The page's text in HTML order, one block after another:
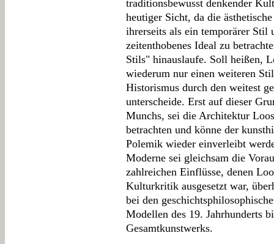
traditionsbewusst denkender
heutiger Sicht, da die
ihrerseits als ein temporärer Stil
zeitenthobenes Ideal zu
Stils" hinauslaufe. Soll heißen,
wiederum nur einen weiteren
Historismus durch den weitest
unterscheide. Erst auf dieser
Munchs, sei die Architektur
betrachten und könne der
Polemik wieder einverleibt
Moderne sei gleichsam die
zahlreichen Einflüsse, denen
Kulturkritik ausgesetzt war,
bei den
Modellen des 19. Jahrhunderts
Gesamtkunstwerks.